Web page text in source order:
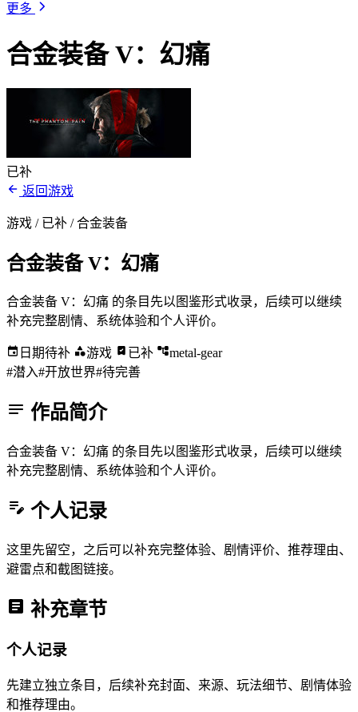
更多
合金装备 V：幻痛
已补
返回游戏
游戏 / 已补 / 合金装备
合金装备 V：幻痛
合金装备 V：幻痛 的条目先以图鉴形式收录，后续可以继续
补充完整剧情、系统体验和个人评价。
日期待补 游戏 已补
metal-gear
#潜入#开放世界#待完善
作品简介
合金装备 V：幻痛 的条目先以图鉴形式收录，后续可以继续
补充完整剧情、系统体验和个人评价。
个人记录
这里先留空，之后可以补充完整体验、剧情评价、推荐理由、
避雷点和截图链接。
补充章节
个人记录
先建立独立条目，后续补充封面、来源、玩法细节、剧情体验
和推荐理由。